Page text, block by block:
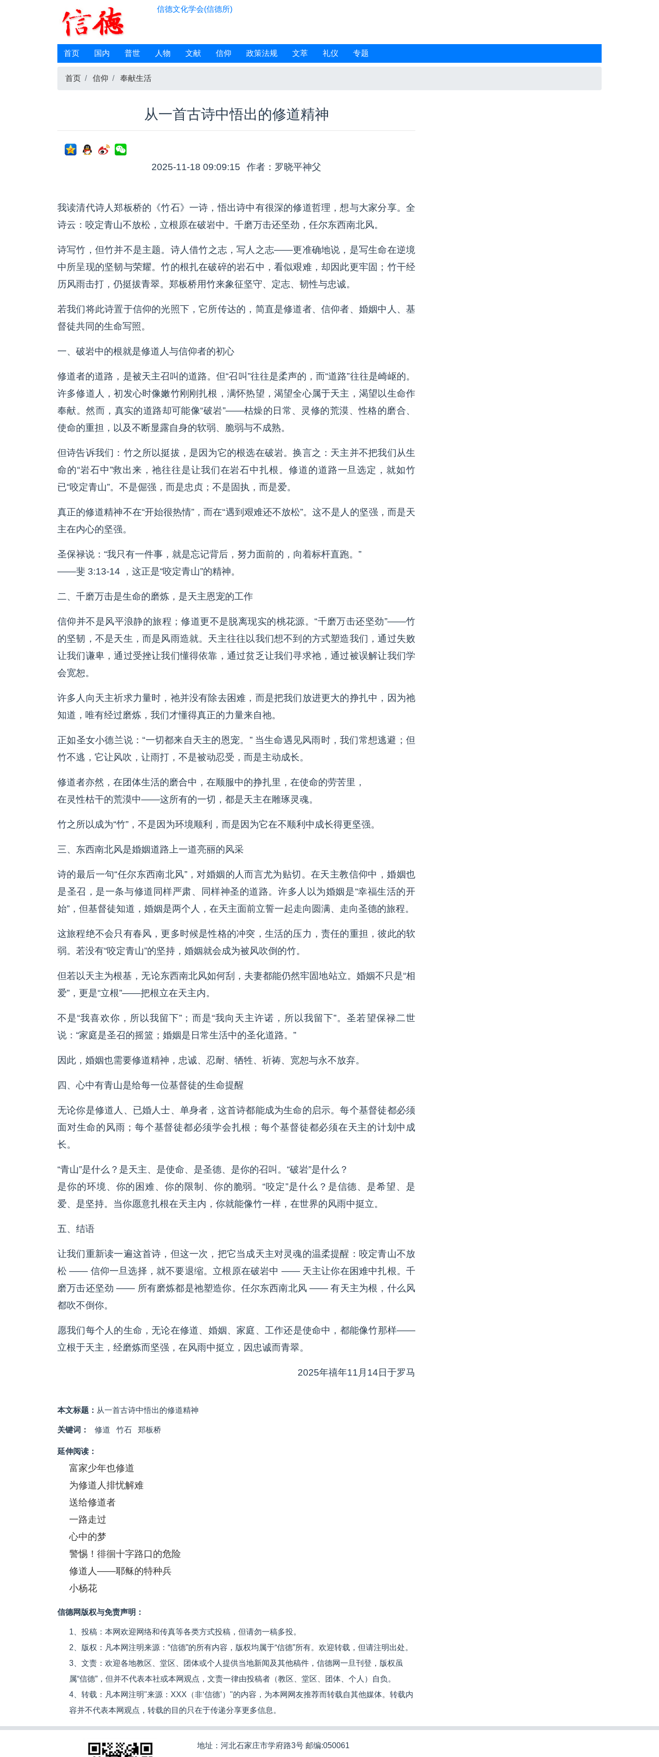
信德文化学会(信德所)
首页 国内 普世 人物 文献 信仰 政策法规 文萃 礼仪 专题
首页 信仰 奉献生活
从一首古诗中悟出的修道精神
2025-11-18 09:09:15 作者：罗晓平神父
我读清代诗人郑板桥的《竹石》一诗，悟出诗中有很深的修道哲理，想与大家分享。全
诗云：咬定青山不放松，立根原在破岩中。千磨万击还坚劲，任尔东西南北风。
诗写竹，但竹并不是主题。诗人借竹之志，写人之志——更准确地说，是写生命在逆境
中所呈现的坚韧与荣耀。竹的根扎在破碎的岩石中，看似艰难，却因此更牢固；竹干经
历风雨击打，仍挺拔青翠。郑板桥用竹来象征坚守、定志、韧性与忠诚。
若我们将此诗置于信仰的光照下，它所传达的，简直是修道者、信仰者、婚姻中人、基
督徒共同的生命写照。
一、破岩中的根就是修道人与信仰者的初心
修道者的道路，是被天主召叫的道路。但“召叫”往往是柔声的，而“道路”往往是崎岖的。
许多修道人，初发心时像嫩竹刚刚扎根，满怀热望，渴望全心属于天主，渴望以生命作
奉献。然而，真实的道路却可能像“破岩”——枯燥的日常、灵修的荒漠、性格的磨合、
使命的重担，以及不断显露自身的软弱、脆弱与不成熟。
但诗告诉我们：竹之所以挺拔，是因为它的根选在破岩。换言之：天主并不把我们从生
命的“岩石中”救出来，祂往往是让我们在岩石中扎根。修道的道路一旦选定，就如竹
已“咬定青山”。不是倔强，而是忠贞；不是固执，而是爱。
真正的修道精神不在“开始很热情”，而在“遇到艰难还不放松”。这不是人的坚强，而是天
主在内心的坚强。
圣保禄说：“我只有一件事，就是忘记背后，努力面前的，向着标杆直跑。”
——斐 3:13-14 ，这正是“咬定青山”的精神。
二、千磨万击是生命的磨炼，是天主恩宠的工作
信仰并不是风平浪静的旅程；修道更不是脱离现实的桃花源。“千磨万击还坚劲”——竹
的坚韧，不是天生，而是风雨造就。天主往往以我们想不到的方式塑造我们，通过失败
让我们谦卑，通过受挫让我们懂得依靠，通过贫乏让我们寻求祂，通过被误解让我们学
会宽恕。
许多人向天主祈求力量时，祂并没有除去困难，而是把我们放进更大的挣扎中，因为祂
知道，唯有经过磨炼，我们才懂得真正的力量来自祂。
正如圣女小德兰说：“一切都来自天主的恩宠。” 当生命遇见风雨时，我们常想逃避；但
竹不逃，它让风吹，让雨打，不是被动忍受，而是主动成长。
修道者亦然，在团体生活的磨合中，在顺服中的挣扎里，在使命的劳苦里，
在灵性枯干的荒漠中——这所有的一切，都是天主在雕琢灵魂。
竹之所以成为“竹”，不是因为环境顺利，而是因为它在不顺利中成长得更坚强。
三、东西南北风是婚姻道路上一道亮丽的风采
诗的最后一句“任尔东西南北风”，对婚姻的人而言尤为贴切。在天主教信仰中，婚姻也
是圣召，是一条与修道同样严肃、同样神圣的道路。许多人以为婚姻是“幸福生活的开
始”，但基督徒知道，婚姻是两个人，在天主面前立誓一起走向圆满、走向圣德的旅程。
这旅程绝不会只有春风，更多时候是性格的冲突，生活的压力，责任的重担，彼此的软
弱。若没有“咬定青山”的坚持，婚姻就会成为被风吹倒的竹。
但若以天主为根基，无论东西南北风如何刮，夫妻都能仍然牢固地站立。婚姻不只是“相
爱”，更是“立根”——把根立在天主内。
不是“我喜欢你，所以我留下”；而是“我向天主许诺，所以我留下”。圣若望保禄二世
说：“家庭是圣召的摇篮；婚姻是日常生活中的圣化道路。”
因此，婚姻也需要修道精神，忠诚、忍耐、牺牲、祈祷、宽恕与永不放弃。
四、心中有青山是给每一位基督徒的生命提醒
无论你是修道人、已婚人士、单身者，这首诗都能成为生命的启示。每个基督徒都必须
面对生命的风雨；每个基督徒都必须学会扎根；每个基督徒都必须在天主的计划中成
长。
“青山”是什么？是天主、是使命、是圣德、是你的召叫。“破岩”是什么？
是你的环境、你的困难、你的限制、你的脆弱。“咬定”是什么？是信德、是希望、是
爱、是坚持。当你愿意扎根在天主内，你就能像竹一样，在世界的风雨中挺立。
五、结语
让我们重新读一遍这首诗，但这一次，把它当成天主对灵魂的温柔提醒：咬定青山不放
松 —— 信仰一旦选择，就不要退缩。立根原在破岩中 —— 天主让你在困难中扎根。千
磨万击还坚劲 —— 所有磨炼都是祂塑造你。任尔东西南北风 —— 有天主为根，什么风
都吹不倒你。
愿我们每个人的生命，无论在修道、婚姻、家庭、工作还是使命中，都能像竹那样——
立根于天主，经磨炼而坚强，在风雨中挺立，因忠诚而青翠。
2025年禧年11月14日于罗马
本文标题： 从一首古诗中悟出的修道精神
关键词： 修道 竹石 郑板桥
延伸阅读：
富家少年也修道
为修道人排忧解难
送给修道者
一路走过
心中的梦
警惕！徘徊十字路口的危险
修道人——耶稣的特种兵
小杨花
信德网版权与免责声明：
1、投稿：本网欢迎网络和传真等各类方式投稿，但请勿一稿多投。
2、版权：凡本网注明来源：“信德”的所有内容，版权均属于“信德”所有。欢迎转载，但请注明出处。
3、文责：欢迎各地教区、堂区、团体或个人提供当地新闻及其他稿件，信德网一旦刊登，版权虽
属“信德”，但并不代表本社或本网观点，文责一律由投稿者（教区、堂区、团体、个人）自负。
4、转载：凡本网注明"来源：XXX（非‘信德’）"的内容，为本网网友推荐而转载自其他媒体。转载内
容并不代表本网观点，转载的目的只在于传递分享更多信息。
地址：河北石家庄市学府路3号 邮编:050061